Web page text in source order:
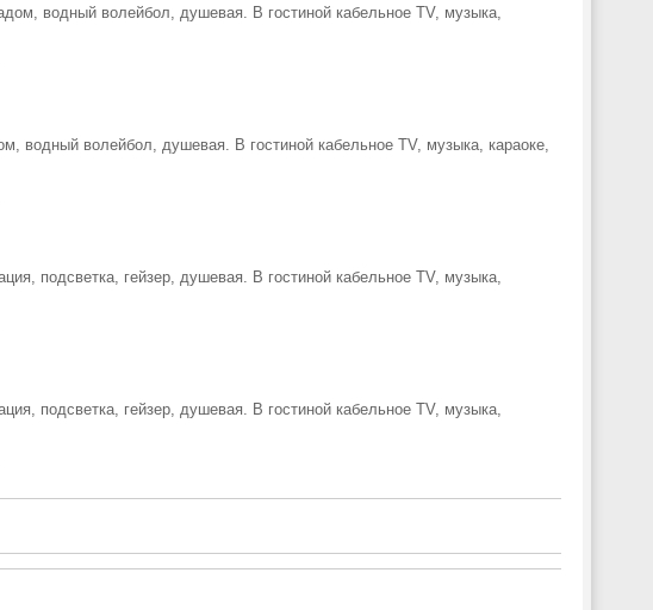
водный волейбол, душевая. В гостиной кабельное TV, музыка,
водный волейбол, душевая. В гостиной кабельное TV, музыка, караоке,
подсветка, гейзер, душевая. В гостиной кабельное TV, музыка,
подсветка, гейзер, душевая. В гостиной кабельное TV, музыка,